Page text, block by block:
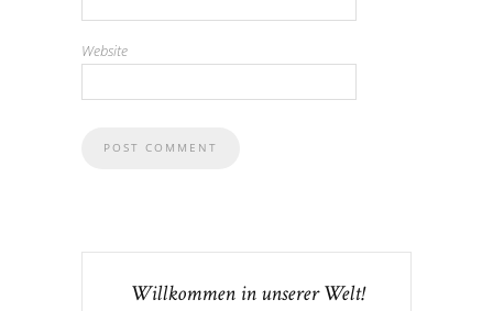
Website
Willkommen in unserer Welt!